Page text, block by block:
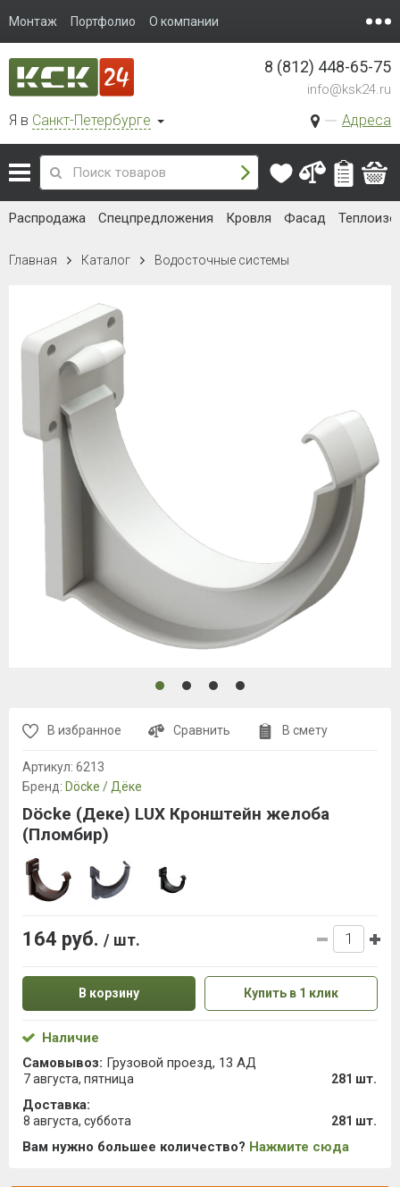
Монтаж Портфолио О компании
Я в Санкт-Петербурге Адреса
8 (812) 448-65-75
info@ksk24.ru
Распродажа Спецпредложения Кровля Фасад
Главная Каталог Водосточные системы
В избранное Сравнить В смету
Артикул: 6213
Бренд: Döcke / Дёке
Döcke (Деке) LUX Кронштейн желоба
(Пломбир)
164 руб. / шт.
В корзину Купить в 1 клик
Наличие
Самовывоз: Грузовой проезд, 13 АД
7 августа, пятница 281 шт.
Доставка:
8 августа, суббота 281 шт.
Вам нужно большее количество? Нажмите сюда